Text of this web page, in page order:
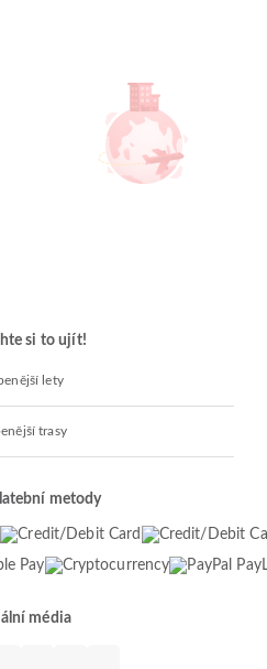
si to ujít!
lety
trasy
metody
média